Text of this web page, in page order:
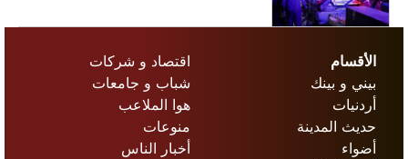
الأقسام
بيني و بينك
أردنيات
حديث المدينة
أضواء
اقتصاد و شركات
شباب و جامعات
هوا الملاعب
منوعات
أخبار الناس